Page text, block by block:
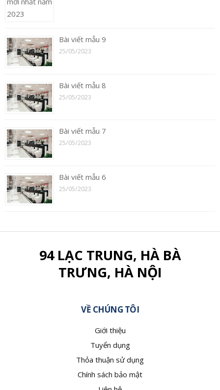
Bài viết mẫu 9
25/05/2023
Bài viết mẫu 8
25/05/2023
Bài viết mẫu 7
25/05/2023
Bài viết mẫu 6
25/05/2023
94 LẠC TRUNG, HÀ BÀ
TRƯNG, HÀ NỘI
VỀ CHÚNG TÔI
Giới thiệu
Tuyển dụng
Thỏa thuận sử dụng
Chính sách bảo mật